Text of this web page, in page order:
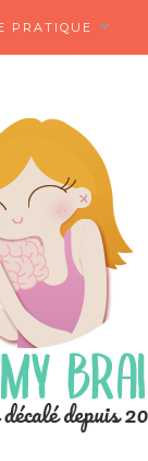
PRATIQUE